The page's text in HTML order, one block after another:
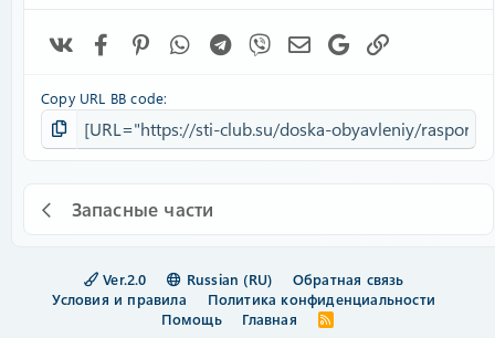
FacebookPinterestWhatsAppTelegram
Viber Электронная почта
Google
Copy URL BB code
Запасные части
Ver.2.0 Russian (RU)
Обратная связь
Условия и правила
Политика конфиденциальности
Помощь
Главная
R